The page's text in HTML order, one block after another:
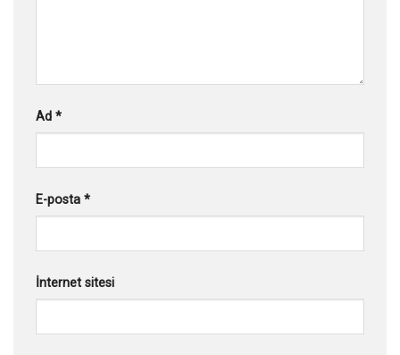
Ad *
E-posta *
İnternet sitesi